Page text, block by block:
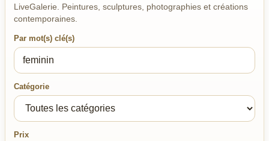
LiveGalerie. Peintures, sculptures, photographies et créations
contemporaines.
Par mot(s) clé(s)
Catégorie
Prix